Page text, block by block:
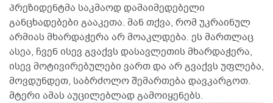
პრეზიდენტმა საკმაოდ დამაიმედებელი
განცხადებები გააკეთა. მან თქვა, რომ უკრაინულ
არმიას მხარდაჭერა არ მოაკლდება. ეს მართლაც
ასეა, ჩვენ ისევ გვაქვს დასავლეთის მხარდაჭერა,
ისევ მოტივირებულები ვართ და არ გვაქვს უფლება,
მოვდუნდეთ, საბრძოლო შემართება დავკარგოთ.
მტერი ამას აუცილებლად გამოიყენებს.